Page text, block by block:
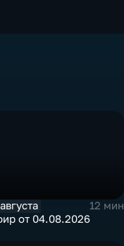
12 мин
от 04.08.2026